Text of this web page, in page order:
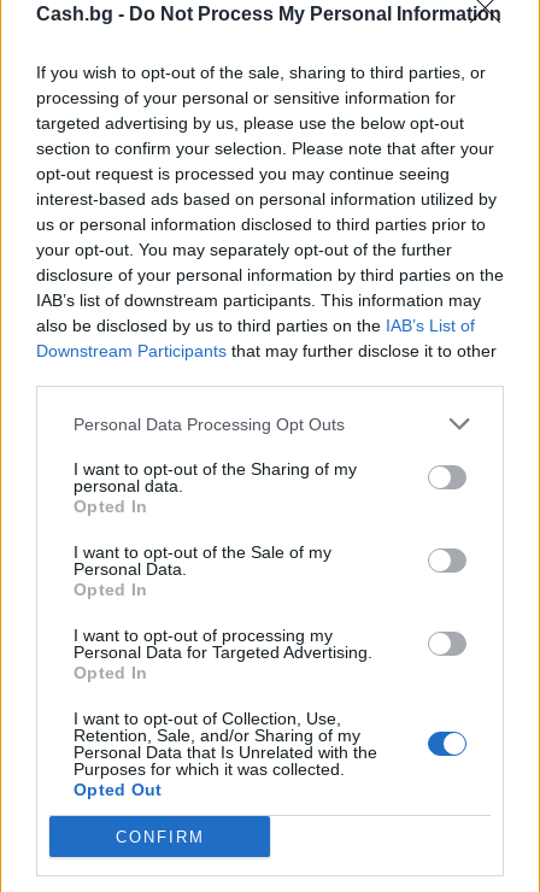
Cash.bg - Do Not Process My Personal Information
If you wish to opt-out of the sale, sharing to third parties, or
processing of your personal or sensitive information for
targeted advertising by us, please use the below opt-out
section to confirm your selection. Please note that after your
opt-out request is processed you may continue seeing
interest-based ads based on personal information utilized by
us or personal information disclosed to third parties prior to
your opt-out. You may separately opt-out of the further
disclosure of your personal information by third parties on the
IAB’s list of downstream participants. This information may
also be disclosed by us to third parties on the IAB’s List of
Downstream Participants that may further disclose it to other
Personal Data Processing Opt Outs
I want to opt-out of the Sharing of my
personal data.
Opted In
I want to opt-out of the Sale of my
Personal Data.
Opted In
I want to opt-out of processing my
Personal Data for Targeted Advertising.
Opted In
I want to opt-out of Collection, Use,
Retention, Sale, and/or Sharing of my
Personal Data that Is Unrelated with the
Purposes for which it was collected.
Opted Out
CONFIRM
Коронавирусът се оказа опасен за
мъжкото здраве: нивото на
тестостерона спада
NASA и Google ще създадат изкуствен
интелект-лекар за астронавтите
20.08.2025 / 20:00